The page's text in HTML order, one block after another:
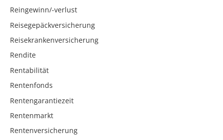
Reingewinn/-verlust
Reisegepäckversicherung
Reisekrankenversicherung
Rendite
Rentabilität
Rentenfonds
Rentengarantiezeit
Rentenmarkt
Rentenversicherung